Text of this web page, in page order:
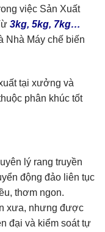
việc Sản Xuất
3kg, 5kg, 7kg…
Nhà Máy chế biến
tại xưởng và
phân khúc tốt
lý rang truyền
động đảo liên tục
thơm ngon.
xưa, nhưng được
đại và kiểm soát tự